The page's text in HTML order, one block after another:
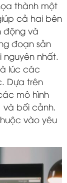
thành một
cả hai bên
động và
đoạn sản
nguyên nhất.
lúc các
Dựa trên
mô hình
và bối cảnh.
vào yêu